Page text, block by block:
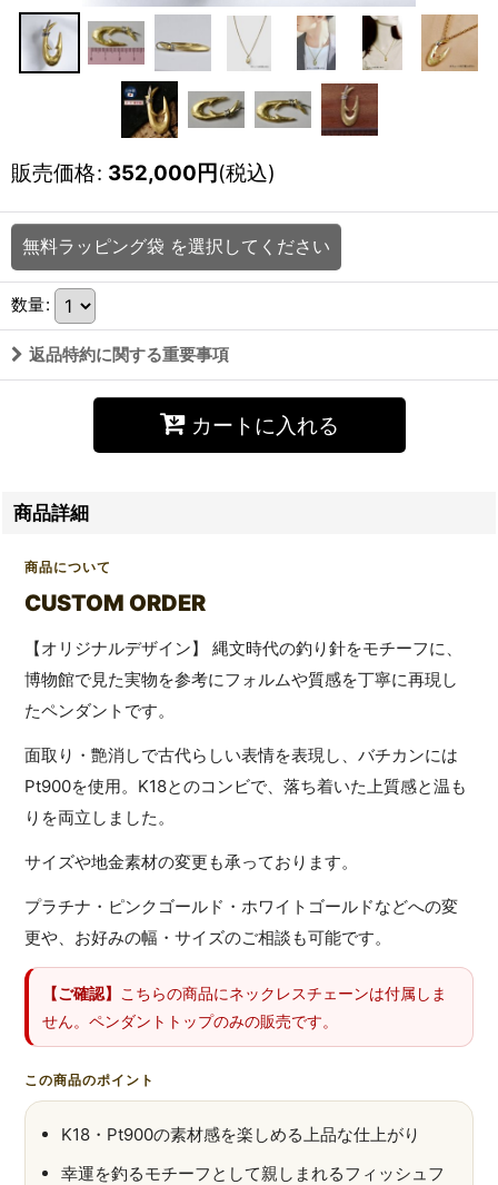
販売価格: 352,000 円 (税込)
無料ラッピング袋 を選択してください
数量:
返品特約に関する重要事項
カートに入れる
商品詳細
商品について
CUSTOM ORDER
【オリジナルデザイン】 縄文時代の釣り針をモチーフに、
博物館で見た実物を参考にフォルムや質感を丁寧に再現し
たペンダントです。
面取り・艶消しで古代らしい表情を表現し、バチカンには
Pt900を使用。K18とのコンビで、落ち着いた上質感と温も
りを両立しました。
サイズや地金素材の変更も承っております。
プラチナ・ピンクゴールド・ホワイトゴールドなどへの変
更や、お好みの幅・サイズのご相談も可能です。
【ご確認】
こちらの商品にネックレスチェーンは付属しま
せん。ペンダントトップのみの販売です。
この商品のポイント
K18・Pt900の素材感を楽しめる上品な仕上がり
幸運を釣るモチーフとして親しまれるフィッシュフ